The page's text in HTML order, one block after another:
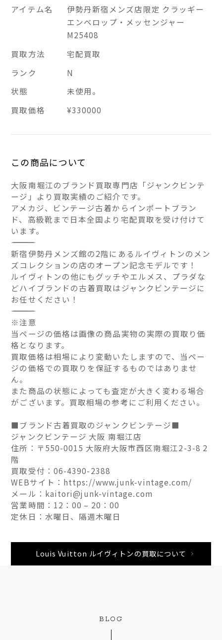
アイテム名
伊勢丹新宿メンズ店限定 クラッギー
エンベロップ・メッセンジャー
M25408
買取方法
宅配買取
ランク
N
状態
未使用。
買取価格
¥330000
この商品について
大阪南堀江のブランド買取専門店「ジャンクビンテ
ージ」より買取実績のご紹介です。
アメカジ、ビンテージ古着からインポートブラン
ド、高級靴まで日本全国より宅配買取を受け付けて
います。
――――――――――――――
新宿伊勢丹メンズ館の2階にあるルイヴィトンのメン
ズコレクションの店のオープン記念モデルです！
ルイヴィトンの他にもグッチやエルメス、プラダな
どハイブランドの古着買取はジャンクビンテージに
お任せください！
――――――――――――――
※注意
当ページの価格は画像の商品実物の実際の買取り価
格となります。
買取価格は相場により変動いたしますので、当ペー
ジの価格での買取りを保証するものではありませ
ん。
また商品の状態によっても査定が大きく変わる場合
がございます。買取相場の参考にご利用ください。
■ブランド古着買取のジャンクビンテージ■
ジャンクビンテージ 大阪 南堀江店
住所：〒550-0015 大阪府大阪市西区南堀江2-3-8 2
階
買取受付：06-4390-2388
WEBサイト：https://www.junk-vintage.com/
メール：kaitori@junk-vintage.com
営業時間：12：00 – 20：00
定休日：水曜日、隔週木曜日
Louis Vuitton ルイヴィトンの買取について
BLOG